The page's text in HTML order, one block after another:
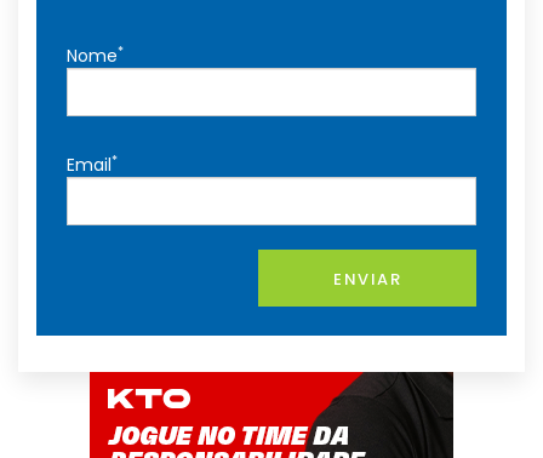
Nome*
Email*
ENVIAR